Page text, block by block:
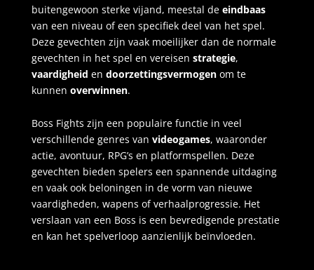
buitengewoon sterke vijand, meestal de eindbaas
van een niveau of een specifiek deel van het spel.
Deze gevechten zijn vaak moeilijker dan de normale
gevechten in het spel en vereisen strategie,
vaardigheid en doorzettingsvermogenom te
kunnen overwinnen.
Boss Fights zijn een populaire functie in veel
verschillende genres van videogames, waaronder
actie, avontuur, RPG’s en platformspellen. Deze
gevechten bieden spelers een spannende uitdaging
en vaak ook beloningen in de vorm van nieuwe
vaardigheden, wapens of verhaalprogressie. Het
verslaan van een Boss is een bevredigende prestatie
en kan het spelverloop aanzienlijk beïnvloeden.